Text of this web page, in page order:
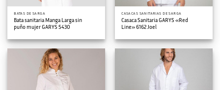
BATAS DE SARGA
Bata sanitaria Manga Larga sin
puño mujer GARYS 5430
CASACAS SANITARIAS DE SARGA
Casaca Sanitaria GARYS «Red
Line» 6162 Joel